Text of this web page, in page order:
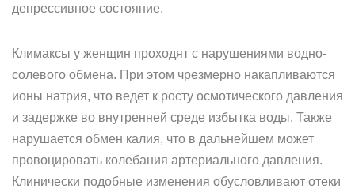
депрессивное состояние.
Климаксы у женщин проходят с нарушениями водно-
солевого обмена. При этом чрезмерно накапливаются
ионы натрия, что ведет к росту осмотического давления
и задержке во внутренней среде избытка воды. Также
нарушается обмен калия, что в дальнейшем может
провоцировать колебания артериального давления.
Клинически подобные изменения обусловливают отеки